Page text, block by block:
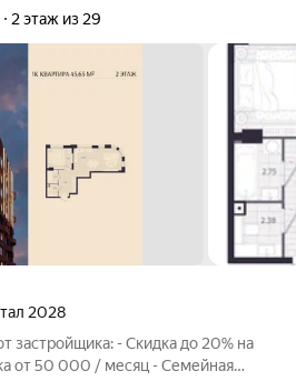
2 этаж из 29
2028
застройщика: - Скидка до 20% на
месяц - Семейная